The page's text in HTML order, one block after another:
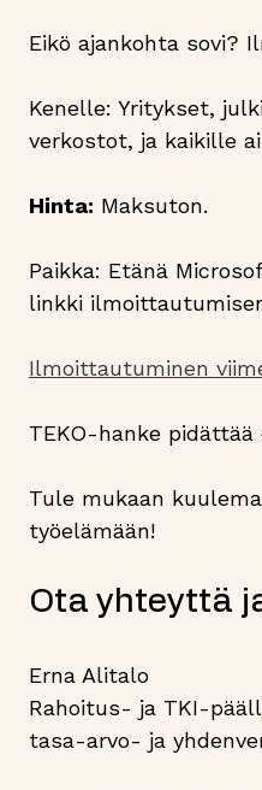
Eikö ajankohta sovi?
Kenelle: Yritykset,
verkostot, ja kaikille
Hinta: Maksuton.
Paikka: Etänä
linkki
Ilmoittautuminen
TEKO-hanke
Tule mukaan
työelämään!
Ota yhteyttä
Erna Alitalo
Rahoitus- ja TKI-
tasa-arvo- ja